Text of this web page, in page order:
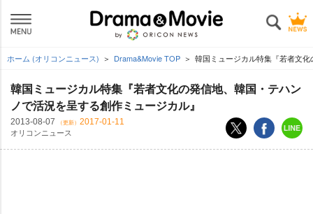
ホーム (オリコンニュース) Drama&Movie TOP 韓国ミュージカル特集『若者文
韓国ミュージカル特集『若者文化の発信地、韓国・テハン
ノで活況を呈する創作ミュージカル』
2013-08-07 （更新） 2017-01-11
オリコンニュース